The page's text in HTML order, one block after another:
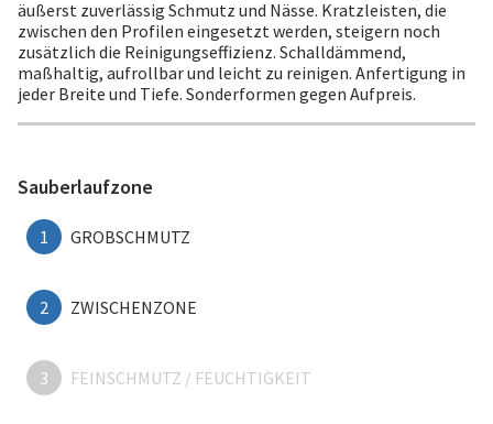
äußerst zuverlässig Schmutz und Nässe. Kratzleisten, die
zwischen den Profilen eingesetzt werden, steigern noch
zusätzlich die Reinigungseffizienz. Schalldämmend,
maßhaltig, aufrollbar und leicht zu reinigen. Anfertigung in
jeder Breite und Tiefe. Sonderformen gegen Aufpreis.
Sauberlaufzone
1 GROBSCHMUTZ
2 ZWISCHENZONE
3 FEINSCHMUTZ / FEUCHTIGKEIT